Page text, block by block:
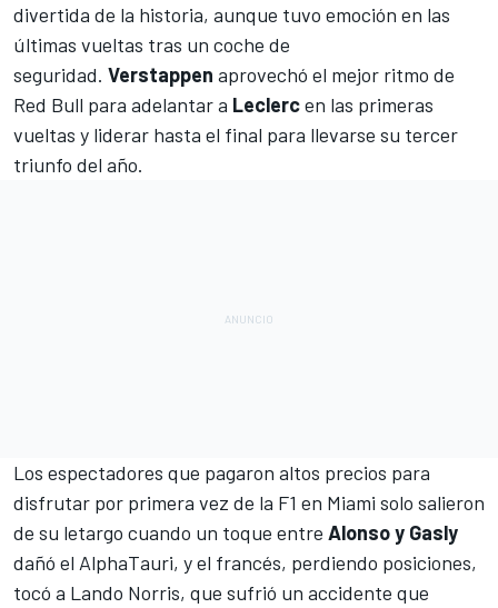
divertida de la historia, aunque tuvo emoción en las
últimas vueltas tras un coche de
seguridad. Verstappen aprovechó el mejor ritmo de
Red Bull para adelantar a Leclercen las primeras
vueltas y liderar hasta el final para llevarse su tercer
triunfo del año.
Los espectadores que pagaron altos precios para
disfrutar por primera vez de la F1 en Miami solo salieron
de su letargo cuando un toque entre Alonso y Gasly
dañó el AlphaTauri, y el francés, perdiendo posiciones,
tocó a Lando Norris, que sufrió un accidente que